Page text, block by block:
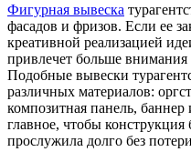
Фигурная вывеска
фасадов и фризов. Если ее
креативной реализацией
привлечет больше внимания
Подобные вывески
различных материалов:
композитная панель,
главное, чтобы конструкция
прослужила долго без